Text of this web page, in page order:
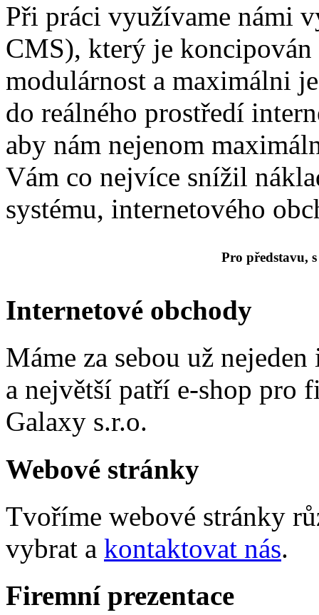
Při práci využívame námi
CMS), který je koncipován
modulárnost a maximálni
do reálného prostředí
aby nám nejenom
Vám co nejvíce snížil
systému, internetového
Pro představu,
Internetové obchody
Máme za sebou už
a největší patří e-shop pro
Galaxy s.r.o.
Webové stránky
Tvoříme webové stránky
vybrat a kontaktovat nás.
Firemní prezentace